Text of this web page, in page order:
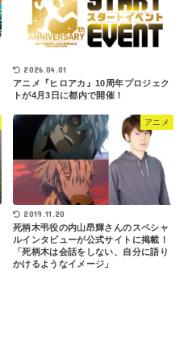
2026.04.01
アニメ『ヒロアカ』10周年プロジェク
トが4月3日に都内で開催！
アニメ
2019.11.20
死柄木弔役の内山昂輝さんのスペシャ
ルインタビューが公式サイトに掲載！
「死柄木は会話をしない、自分に語り
かけるようなイメージ」